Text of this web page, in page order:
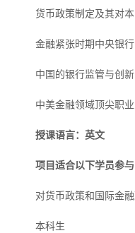
货币政策制定及其对
金融紧张时期中央银
中国的银行监管与创新
中美金融领域顶尖职
授课语言：英文
项目适合以下学员参与
对货币政策和国际金
本科生